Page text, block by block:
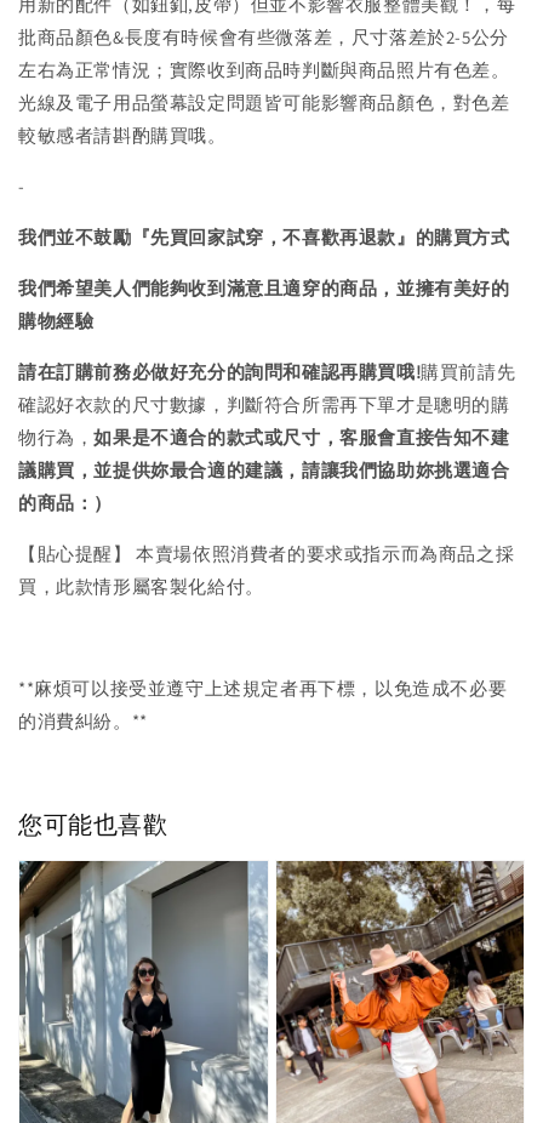
批商品顏色&長度有時候會有些微落差，尺寸落差於2-5公分
左右為正常情況；實際收到商品時判斷與商品照片有色差。
光線及電子用品螢幕設定問題皆可能影響商品顏色，對色差
較敏感者請斟酌購買哦。
-
我們並不鼓勵『先買回家試穿，不喜歡再退款』的購買方式
我們希望美人們能夠收到滿意且適穿的商品，並擁有美好的
購物經驗
請在訂購前務必做好充分的詢問和確認再購買哦!購買前請先
確認好衣款的尺寸數據，判斷符合所需再下單才是聰明的購
物行為，如果是不適合的款式或尺寸，客服會直接告知不建
議購買，並提供妳最合適的建議，請讓我們協助妳挑選適合
的商品：）
【貼心提醒】 本賣場依照消費者的要求或指示而為商品之採
買，此款情形屬客製化給付。
**麻煩可以接受並遵守上述規定者再下標，以免造成不必要
的消費糾紛。**
您可能也喜歡